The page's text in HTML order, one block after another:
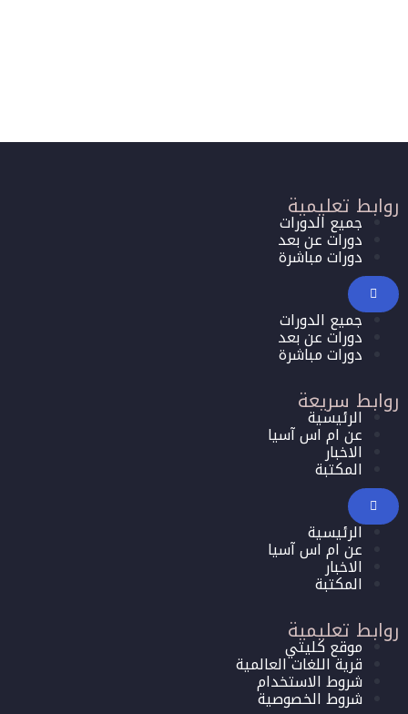
روابط تعليمية
جميع الدورات
دورات عن بعد
دورات مباشرة
جميع الدورات
دورات عن بعد
دورات مباشرة
روابط سريعة
الرئيسية
عن ام اس آسيا
الاخبار
المكتبة
الرئيسية
عن ام اس آسيا
الاخبار
المكتبة
روابط تعليمية
موقع كليتي
قرية اللغات العالمية
شروط الاستخدام
شروط الخصوصية